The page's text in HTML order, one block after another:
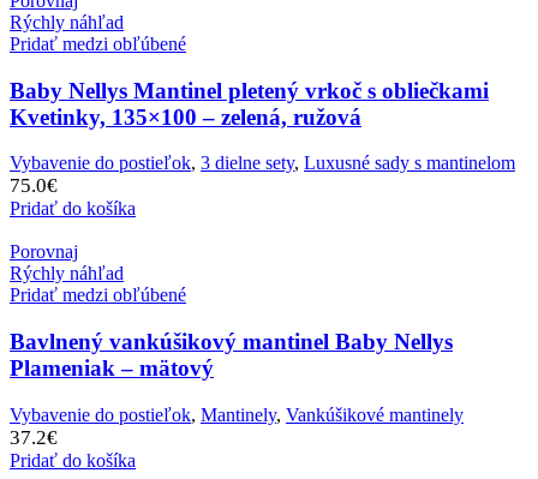
Rýchly náhľad
Pridať medzi obľúbené
Baby Nellys Mantinel pletený vrkoč s obliečkami
Kvetinky, 135×100 – zelená, ružová
Vybavenie do postieľok, 3 dielne sety, Luxusné sady s mantinelom
75.0€
Pridať do košíka
Porovnaj
Rýchly náhľad
Pridať medzi obľúbené
Bavlnený vankúšikový mantinel Baby Nellys
Plameniak – mätový
Vybavenie do postieľok, Mantinely, Vankúšikové mantinely
37.2€
Pridať do košíka